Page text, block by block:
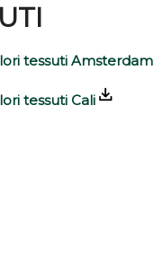
tessuti Amsterdam
tessuti Cali